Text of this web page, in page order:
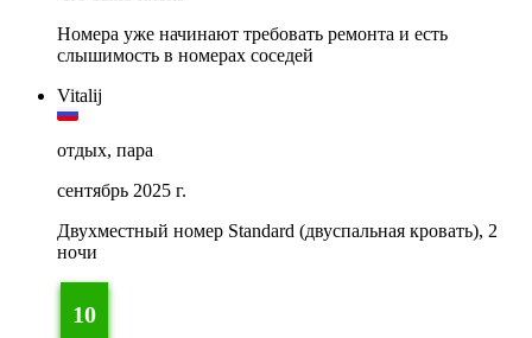
Номера уже начинают требовать ремонта и есть
слышимость в номерах соседей
Vitalij
отдых, пара
сентябрь 2025 г.
Двухместный номер Standard (двуспальная кровать), 2
ночи
10